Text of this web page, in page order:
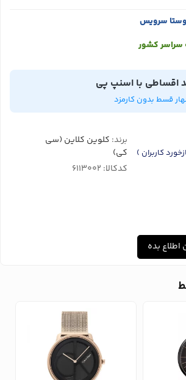
سراسر کشور
اقساطی با اسنپ پی
قسط بدون کارمزد
کاربران )
برند: کلوین کلاین (سی
کی)
کدکالا:
بده